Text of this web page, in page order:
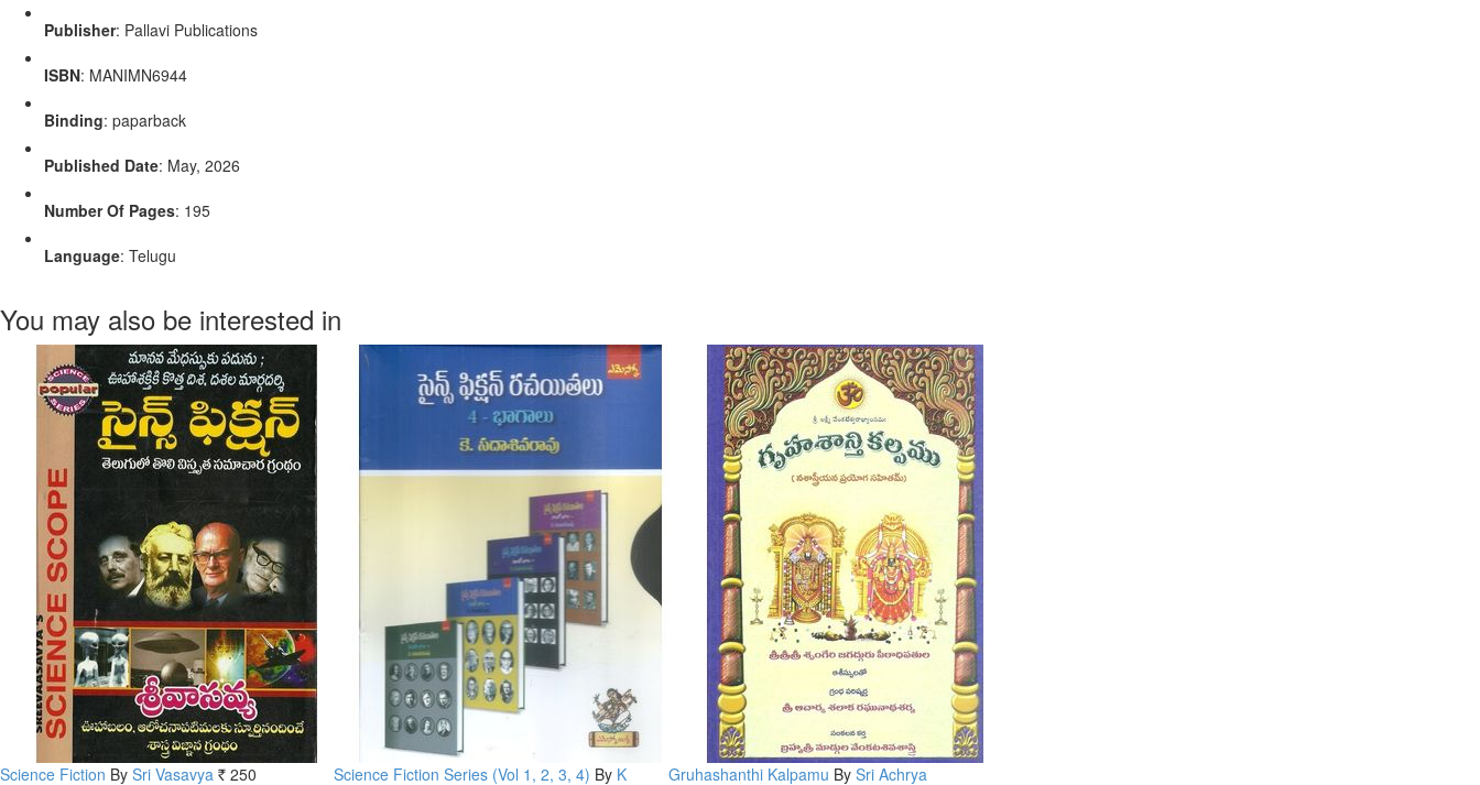
Publisher: Pallavi Publications
ISBN: MANIMN6944
Binding: paparback
Published Date: May, 2026
Number Of Pages: 195
Language: Telugu
You may also be interested in
Science Fiction By Sri Vasavya Rs. 250 Science Fiction Series (Vol 1, 2, 3, 4) By K
Gruhashanthi Kalpamu By Sri Achrya